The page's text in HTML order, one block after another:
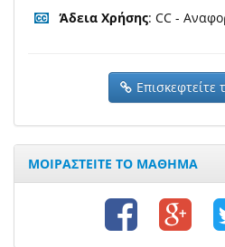
Άδεια Χρήσης: CC -
ΜΟΙΡΑΣΤΕΙΤΕ ΤΟ ΜΑΘΗΜΑ